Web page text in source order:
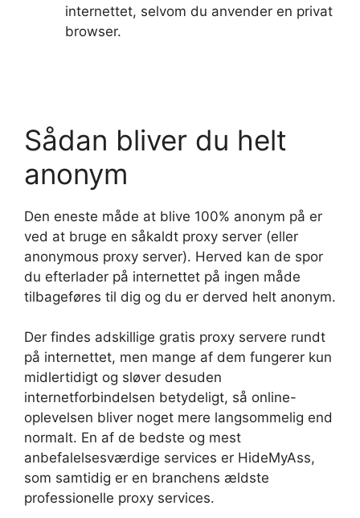
internettet, selvom du anvender en privat
browser.
Sådan bliver du helt
anonym
Den eneste måde at blive 100% anonym på er
ved at bruge en såkaldt proxy server (eller
anonymous proxy server). Herved kan de spor
du efterlader på internettet på ingen måde
tilbageføres til dig og du er derved helt anonym.
Der findes adskillige gratis proxy servere rundt
på internettet, men mange af dem fungerer kun
midlertidigt og sløver desuden
internetforbindelsen betydeligt, så online-
oplevelsen bliver noget mere langsommelig end
normalt. En af de bedste og mest
anbefalelsesværdige services er HideMyAss,
som samtidig er en branchens ældste
professionelle proxy services.